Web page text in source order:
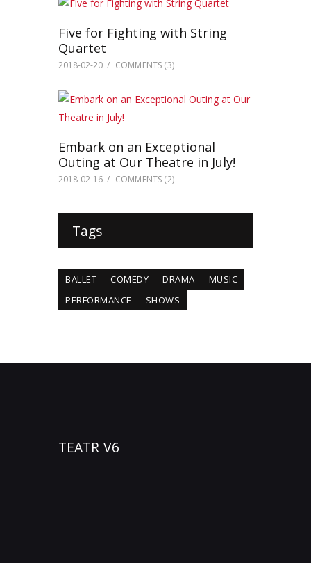
Five for Fighting with String
Quartet
2018-02-20 COMMENTS (3)
Embark on an Exceptional
Outing at Our Theatre in July!
2018-02-16 COMMENTS (2)
Tags
BALLET COMEDY DRAMA
MUSIC
PERFORMANCE
SHOWS
TEATR V6